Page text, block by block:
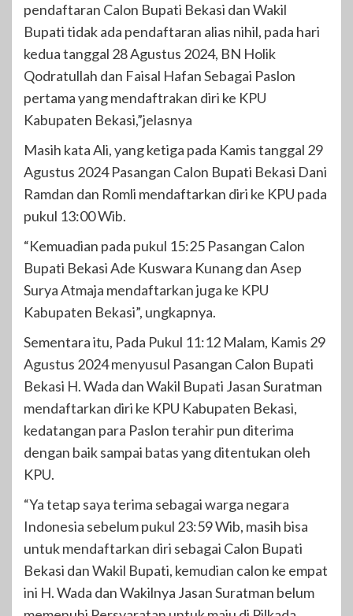
pendaftaran Calon Bupati Bekasi dan Wakil
Bupati tidak ada pendaftaran alias nihil, pada hari
kedua tanggal 28 Agustus 2024, BN Holik
Qodratullah dan Faisal Hafan Sebagai Paslon
pertama yang mendaftrakan diri ke KPU
Kabupaten Bekasi,”jelasnya
Masih kata Ali, yang ketiga pada Kamis tanggal 29
Agustus 2024 Pasangan Calon Bupati Bekasi Dani
Ramdan dan Romli mendaftarkan diri ke KPU pada
pukul 13:00 Wib.
“Kemuadian pada pukul 15:25 Pasangan Calon
Bupati Bekasi Ade Kuswara Kunang dan Asep
Surya Atmaja mendaftarkan juga ke KPU
Kabupaten Bekasi”, ungkapnya.
Sementara itu, Pada Pukul 11:12 Malam, Kamis 29
Agustus 2024 menyusul Pasangan Calon Bupati
Bekasi H. Wada dan Wakil Bupati Jasan Suratman
mendaftarkan diri ke KPU Kabupaten Bekasi,
kedatangan para Paslon terahir pun diterima
dengan baik sampai batas yang ditentukan oleh
KPU.
“Ya tetap saya terima sebagai warga negara
Indonesia sebelum pukul 23:59 Wib, masih bisa
untuk mendaftarkan diri sebagai Calon Bupati
Bekasi dan Wakil Bupati, kemudian calon ke empat
ini H. Wada dan Wakilnya Jasan Suratman belum